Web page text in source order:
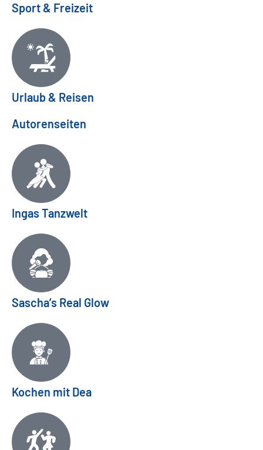
Sport & Freizeit
Urlaub & Reisen
Autorenseiten
Ingas Tanzwelt
Sascha’s Real Glow
Kochen mit Dea